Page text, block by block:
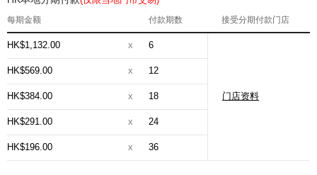
每期金额 付款期数 接受分期付款门店
HK$1,132.00 x 6
门店资料
HK$569.00 x 12
HK$384.00 x 18
HK$291.00 x 24
HK$196.00 x 36